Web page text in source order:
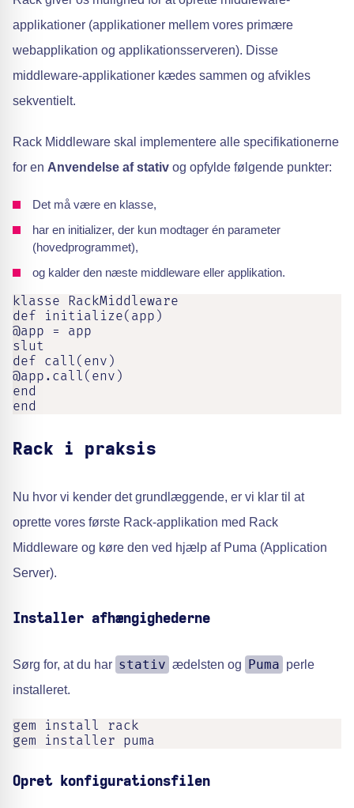
applikationer (applikationer mellem vores primære
webapplikation og applikationsserveren). Disse
middleware-applikationer kædes sammen og afvikles
sekventielt.
Rack Middleware skal implementere alle specifikationerne
for en Anvendelse af stativ og opfylde følgende punkter:
Det må være en klasse,
har en initializer, der kun modtager én parameter
(hovedprogrammet),
og kalder den næste middleware eller applikation.
klasse RackMiddleware
def initialize(app)
@app = app
slut
def call(env)
@app.call(env)
end
end
Rack i praksis
Nu hvor vi kender det grundlæggende, er vi klar til at
oprette vores første Rack-applikation med Rack
Middleware og køre den ved hjælp af Puma (Application
Server).
Installer afhængighederne
Sørg for, at du har stativ ædelsten og Puma perle
installeret.
gem install rack
gem installer puma
Opret konfigurationsfilen